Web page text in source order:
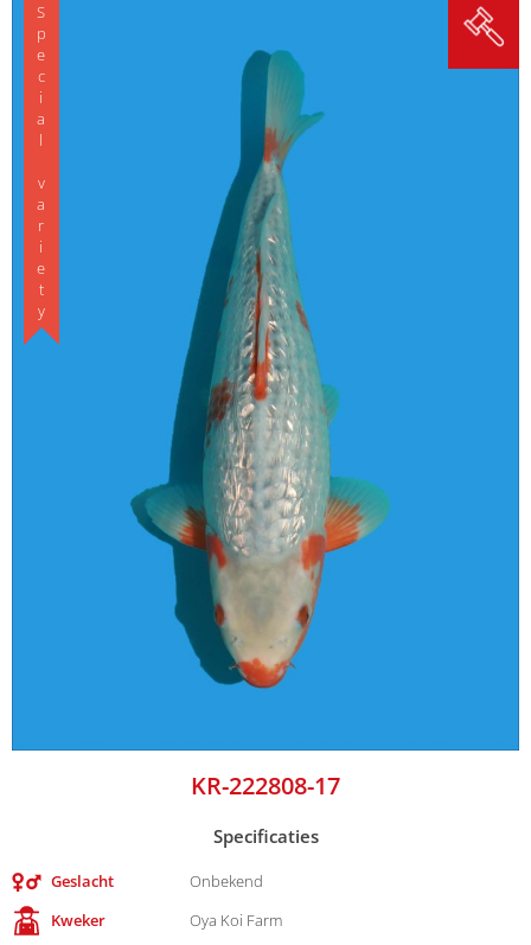
Special variety
KR-222808-17
Specificaties
Geslacht
Onbekend
Kweker
Oya Koi Farm